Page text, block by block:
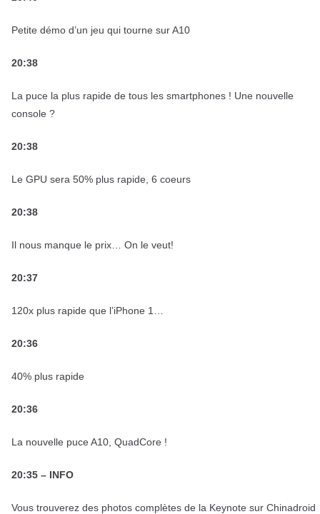
Petite démo d’un jeu qui tourne sur A10
20:38
La puce la plus rapide de tous les smartphones ! Une nouvelle
console ?
20:38
Le GPU sera 50% plus rapide, 6 coeurs
20:38
Il nous manque le prix… On le veut!
20:37
120x plus rapide que l’iPhone 1…
20:36
40% plus rapide
20:36
La nouvelle puce A10, QuadCore !
20:35 – INFO
Vous trouverez des photos complètes de la Keynote sur Chinadroid